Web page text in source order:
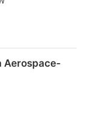
Aerospace-